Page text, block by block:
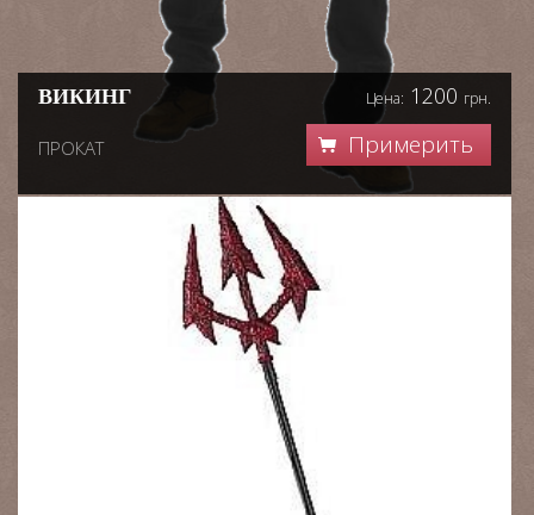
ВИКИНГ
ПРОКАТ
Цена: 1200 грн.
Примерить